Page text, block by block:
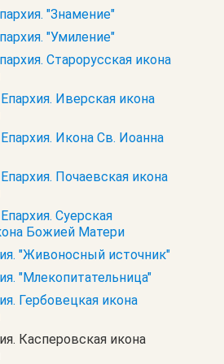
"Знамение"
"Умиление"
Старорусская икона
Иверская икона
Икона Св. Иоанна
Почаевская икона
Суерская
Божией Матери
"Живоносный источник"
"Млекопитательница"
Гербовецкая икона
Касперовская икона